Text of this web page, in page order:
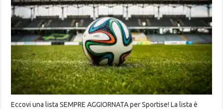
Eccovi una lista SEMPRE AGGIORNATA per Sportise! La lista è